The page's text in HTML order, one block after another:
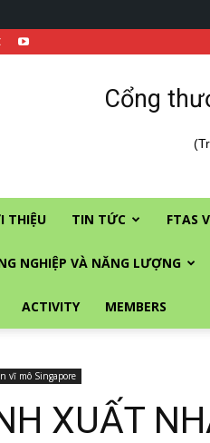
Cổng
THIỆU TIN TỨC FTAS
NGHIỆP VÀ NĂNG LƯỢNG
ACTIVITY MEMBERS
vĩ mô Singapore
XUẤT